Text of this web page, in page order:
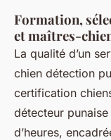
Formation,
et maîtres-
La qualité d’un
chien détection
certification
détecteur
d’heures,